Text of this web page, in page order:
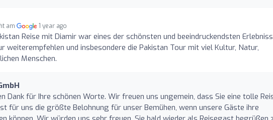
am 1 year ago
Reise mit Diamir war eines der schönsten und beeindruckendsten
weiterempfehlen und insbesondere die Pakistan Tour mit viel Kultur, Natur,
Menschen.
Dank für Ihre schönen Worte. Wir freuen uns ungemein, dass Sie eine tolle
für uns die größte Belohnung für unser Bemühen, wenn unsere Gäste ihre